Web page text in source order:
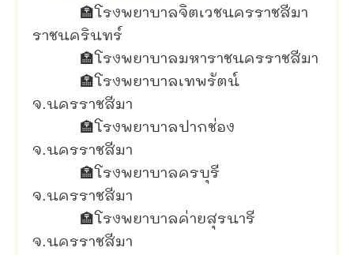
🏣 โรงพยาบาลจิตเวชนครราชสีมา
ราชนครินทร์
🏣 โรงพยาบาลมหาราชนครราชสีมา
🏣 โรงพยาบาลเทพรัตน์
จ.นครราชสีมา
🏣 โรงพยาบาลปากช่อง
จ.นครราชสีมา
🏣 โรงพยาบาลครบุรี
จ.นครราชสีมา
🏣 โรงพยาบาลค่ายสุรนารี
จ.นครราชสีมา